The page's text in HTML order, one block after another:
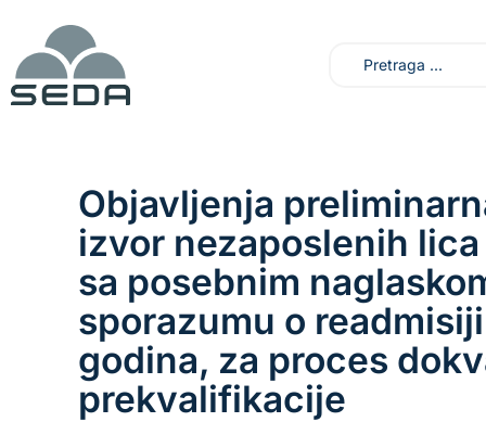
Objavljenja
izvor nezaposlenih
sa posebnim
sporazumu o
godina, za proces
prekvalifikacije